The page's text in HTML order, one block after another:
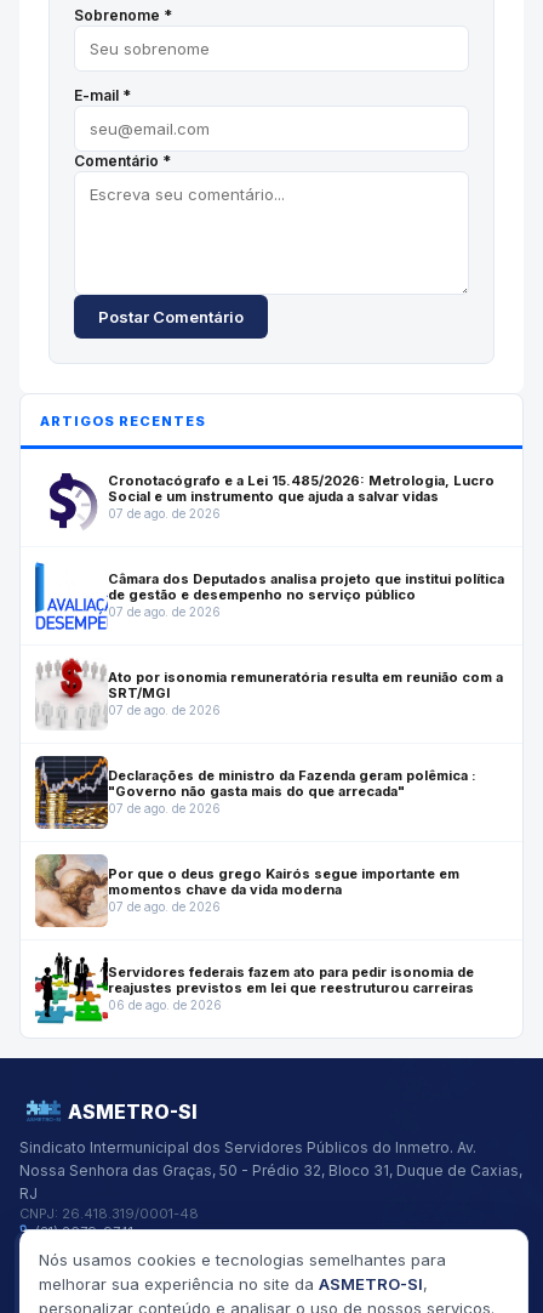
Sobrenome *
E-mail *
Comentário *
Postar Comentário
ARTIGOS RECENTES
Cronotacógrafo e a Lei 15.485/2026: Metrologia, Lucro
Social e um instrumento que ajuda a salvar vidas
07 de ago. de 2026
Câmara dos Deputados analisa projeto que institui política
de gestão e desempenho no serviço público
07 de ago. de 2026
Ato por isonomia remuneratória resulta em reunião com a
SRT/MGI
07 de ago. de 2026
Declarações de ministro da Fazenda geram polêmica :
"Governo não gasta mais do que arrecada"
07 de ago. de 2026
Por que o deus grego Kairós segue importante em
momentos chave da vida moderna
07 de ago. de 2026
Servidores federais fazem ato para pedir isonomia de
reajustes previstos em lei que reestruturou carreiras
06 de ago. de 2026
ASMETRO-SI
Sindicato Intermunicipal dos Servidores Públicos do Inmetro. Av.
Nossa Senhora das Graças, 50 - Prédio 32, Bloco 31, Duque de Caxias,
RJ
CNPJ: 26.418.319/0001-48
(21) 2679-9741
asmetro@asmetro.org.br
Links Rápidos
Institucional
Nós usamos cookies e tecnologias semelhantes para
melhorar sua experiência no site da ASMETRO-SI,
personalizar conteúdo e analisar o uso de nossos serviços.